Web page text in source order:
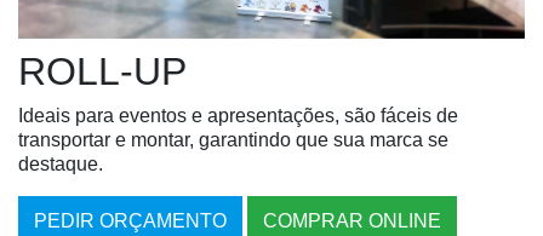
ROLL-UP
Ideais para eventos e apresentações, são fáceis de
transportar e montar, garantindo que sua marca se
destaque.
PEDIR ORÇAMENTO COMPRAR ONLINE